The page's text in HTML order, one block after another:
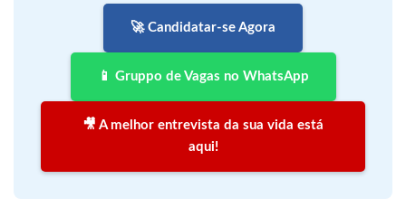
🚀 Candidatar-se Agora
📱 Gruppo de Vagas no WhatsApp
🎥 A melhor entrevista da sua vida está
aqui!